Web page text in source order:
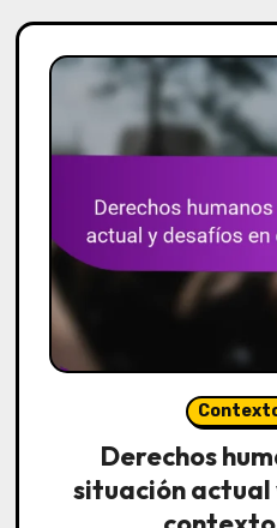
Derechos
situación actual